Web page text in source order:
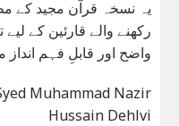
یہ نسخہ قرآن مجید کے
رکھنے والے قارئین کے
واضح اور قابلِ فہم انداز
Hussain Dehlvi